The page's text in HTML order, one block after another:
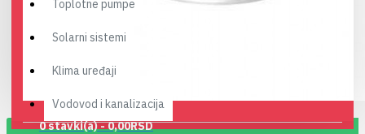
0 stavki(a) - 0,00RSD
Toplotne pumpe
Solarni sistemi
Klima uređaji
Vodovod i kanalizacija